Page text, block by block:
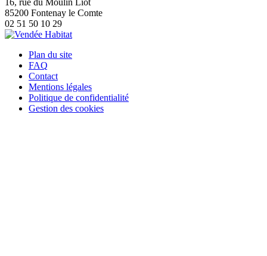
85200 Fontenay le Comte
02 51 50 10 29
Plan du site
FAQ
Contact
Mentions légales
Politique de confidentialité
Gestion des cookies